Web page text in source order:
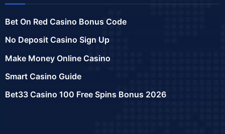
Bet On Red Casino Bonus Code
No Deposit Casino Sign Up
Make Money Online Casino
Smart Casino Guide
Bet33 Casino 100 Free Spins Bonus 2026